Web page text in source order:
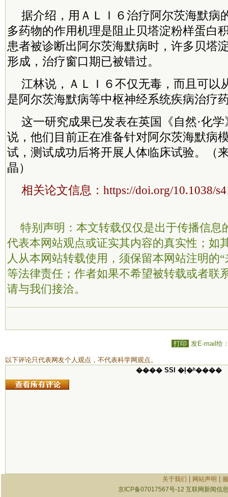
据介绍，用ＡＬＩ６治疗阿尔茨海默病
多药物的作用机理是阻止贝塔淀粉样蛋白
患者被诊断出阿尔茨海默病时，许多贝塔
形成，治疗窗口期已被错过。
江林说，ＡＬＩ６不仅无毒，而且可以
是阿尔茨海默病等中枢神经系统疾病治疗
这一研究成果已发表在英国《自然·化
说，他们目前正在准备针对阿尔茨海默病
试，测试成功后将开展人体临床试验。（
晶）
相关论文信息：https://doi.org/10.1038/
特别声明：本文转载仅仅是出于传播信息
代表本网站观点或证实其内容的真实性；如
人从本网站转载使用，须保留本网站注明的
等法律责任；作者如果不希望被转载或者联
请与我们接洽。
打印 发E-mail给
以下评论只代表网友个人观点，不代表科学网观点。
���� SSI �ļ�ʱ����
关于我们 网站声明
京ICP备07017567号-12 互联网新闻信